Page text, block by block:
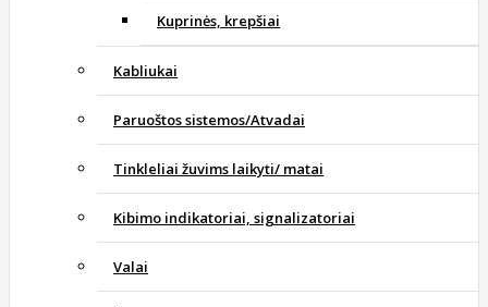
Kuprinės, krepšiai
Kabliukai
Paruoštos sistemos/Atvadai
Tinkleliai žuvims laikyti/ matai
Kibimo indikatoriai, signalizatoriai
Valai